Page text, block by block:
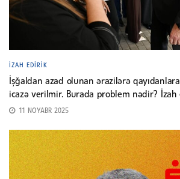
İZAH EDIRIK
İşğaldan azad olunan ərazilərə
icazə verilmir. Burada problem nədir? İzah
11 NOYABR 2025